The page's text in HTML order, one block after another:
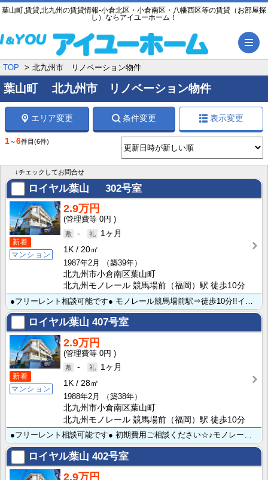
葉山町,賃貸,北九州の賃貸情報-小倉北区・小倉南区・八幡西区等の賃貸（お部屋探
し）ならアイユーホーム！
TOP 北九州市 リノベーション物件
葉山町 北九州市 リノベーション物件
エリア変更 条件変更 表示変更
1～6件目 (6件)
↓チェックしてお問合せ
ロイヤル葉山 302号室
新着
マンション
2.9万円
0円
-
1ヶ月
1K
20㎡
1987年2月
（築39年）
北九州市小倉南区葉山町
北九州モノレール 競馬場前（福岡）駅 徒歩10分
●フリーレント相談可能です● モノレール競馬場前駅⇒徒歩10分!!インターネット無料★ モニター付イ･･･
ロイヤル葉山 407号室
新着
マンション
2.9万円
0円
-
1ヶ月
1K
28㎡
1988年2月
（築38年）
北九州市小倉南区葉山町
北九州モノレール 競馬場前（福岡）駅 徒歩10分
●フリーレント相談可能です● 初期費用ご相談ください☆♪モノレール競馬場前駅⇒徒歩10分!!★モニタ･･･
ロイヤル葉山 402号室
2.9万円